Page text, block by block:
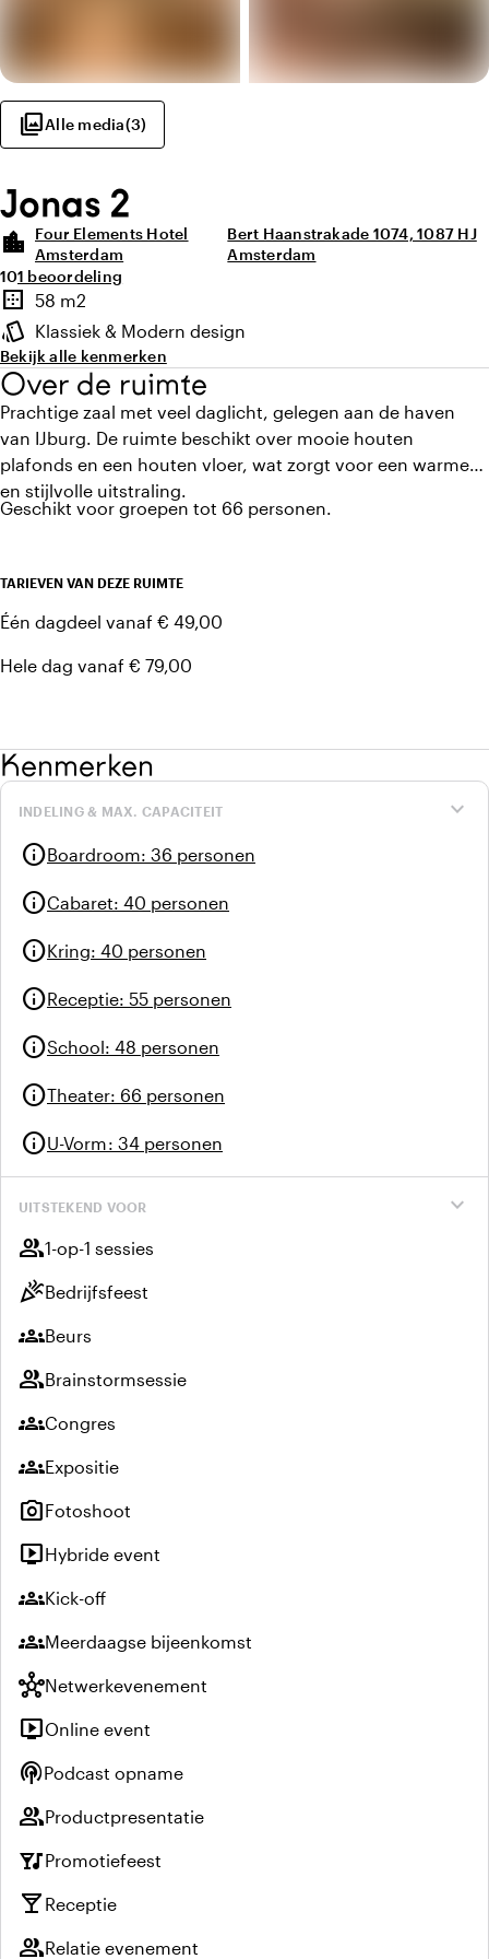
photo_libraryAlle media(3)
Jonas 2
location_city
Four Elements Hotel
Amsterdam
Bert Haanstrakade 1074, 1087 HJ
Amsterdam
Gemiddelde beoordeling van 10 uit 10
10Aantal beoordelingen: 1
1 beoordeling
Highlights
border_outer
Oppervlakte
58 m2
style
Sfeer en uitstraling
Klassiek & Modern design
Bekijk alle kenmerken
Over de ruimte
Prachtige zaal met veel daglicht, gelegen aan de haven
van IJburg. De ruimte beschikt over mooie houten
plafonds en een houten vloer, wat zorgt voor een warme
en stijlvolle uitstraling.
Geschikt voor groepen tot 66 personen.
TARIEVEN VAN DEZE RUIMTE
Één dagdeel vanaf € 49,00
Hele dag vanaf € 79,00
Kenmerken
expand_more
INDELING & MAX. CAPACITEIT
infoBoardroom: 36 personen
infoCabaret: 40 personen
infoKring: 40 personen
infoReceptie: 55 personen
infoSchool: 48 personen
infoTheater: 66 personen
infoU-Vorm: 34 personen
expand_more
UITSTEKEND VOOR
group1-op-1 sessies
celebrationBedrijfsfeest
groupsBeurs
groupBrainstormsessie
groupsCongres
groupsExpositie
photo_cameraFotoshoot
live_tvHybride event
groupsKick-off
groupsMeerdaagse bijeenkomst
hubNetwerkevenement
live_tvOnline event
podcastsPodcast opname
groupProductpresentatie
nightlifePromotiefeest
local_bar Receptie
groupRelatie evenement